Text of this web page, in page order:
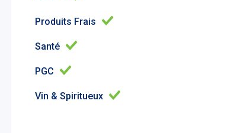
Produits Frais
Santé
PGC
Vin & Spiritueux